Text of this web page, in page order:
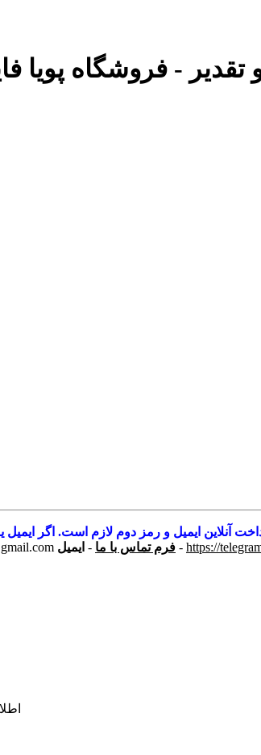
تقدیر - فروشگاه پویا
آنلاین ایمیل و رمز دوم لازم است. اگر ایمیل
https://
- فرم تماس با ما - ایمیل